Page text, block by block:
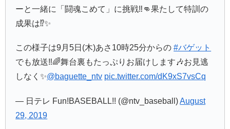
ーと一緒に「闘魂こめて」に挑戦‼👊果たして特訓の
成果は⁉️✨
この様子は9月5日(木)あさ10時25分からの#バゲット
でも放送‼️🌈舞台裏もたっぷりお届けします🎶お見逃
しなく✨@baguette_ntv pic.twitter.com/dK9xS7vsCq
— 日テレ Fun!BASEBALL!! (@ntv_baseball)August
29, 2019